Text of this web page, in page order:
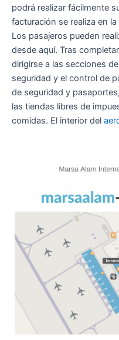
podrá realizar fácilmente
facturación se realiza en
Los pasajeros pueden
desde aquí. Tras
dirigirse a las secciones
seguridad y el control de
de seguridad y
las tiendas libres de
comidas. El interior del